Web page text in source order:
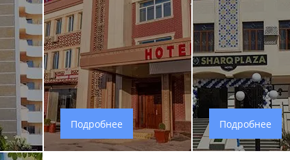
Подробнее Подробнее